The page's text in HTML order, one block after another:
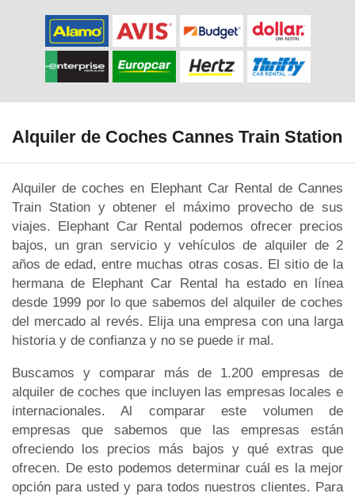
Alquiler de Coches Cannes Train Station
Alquiler de coches en Elephant Car Rental de Cannes
Train Station y obtener el máximo provecho de sus
viajes. Elephant Car Rental podemos ofrecer precios
bajos, un gran servicio y vehículos de alquiler de 2
años de edad, entre muchas otras cosas. El sitio de la
hermana de Elephant Car Rental ha estado en línea
desde 1999 por lo que sabemos del alquiler de coches
del mercado al revés. Elija una empresa con una larga
historia y de confianza y no se puede ir mal.
Buscamos y comparar más de 1.200 empresas de
alquiler de coches que incluyen las empresas locales e
internacionales. Al comparar este volumen de
empresas que sabemos que las empresas están
ofreciendo los precios más bajos y qué extras que
ofrecen. De esto podemos determinar cuál es la mejor
opción para usted y para todos nuestros clientes. Para